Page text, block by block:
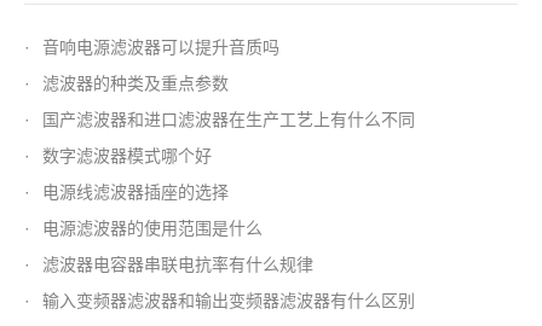
·
音响电源滤波器可以提升音质吗
·
滤波器的种类及重点参数
·
国产滤波器和进口滤波器在生产工艺上有什么不同
·
数字滤波器模式哪个好
·
电源线滤波器插座的选择
·
电源滤波器的使用范围是什么
·
滤波器电容器串联电抗率有什么规律
·
输入变频器滤波器和输出变频器滤波器有什么区别